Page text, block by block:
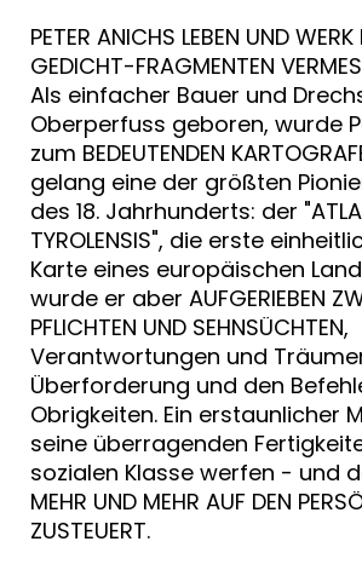
PETER ANICHS LEBEN UND
GEDICHT-FRAGMENTEN
Als einfacher Bauer und
Oberperfuss geboren, wurde
zum BEDEUTENDEN
gelang eine der größten
des 18. Jahrhunderts: der
TYROLENSIS", die erste
Karte eines europäischen
wurde er aber AUFGERIEBEN
PFLICHTEN UND SEHNSÜCHTEN,
Verantwortungen und
Überforderung und den
Obrigkeiten. Ein erstaunlicher
seine überragenden
sozialen Klasse werfen - und
MEHR UND MEHR AUF DEN
ZUSTEUERT.